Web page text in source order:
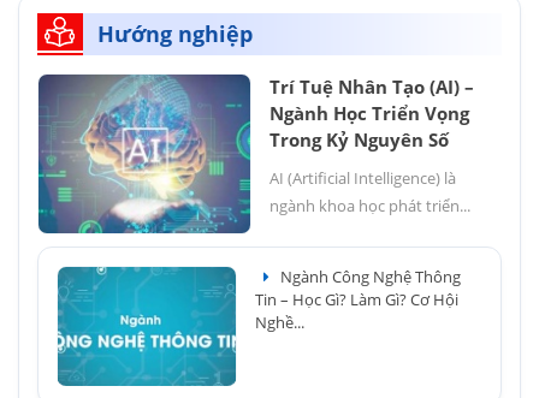
Hướng nghiệp
Trí Tuệ Nhân Tạo (AI) –
Ngành Học Triển Vọng
Trong Kỷ Nguyên Số
AI (Artificial Intelligence) là
ngành khoa học phát triển...
Ngành Công Nghệ Thông
Tin – Học Gì? Làm Gì? Cơ Hội
Nghề...